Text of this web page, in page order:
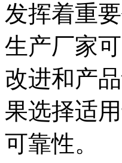
发挥着重
生产厂家
改进和产
果选择适
可靠性。